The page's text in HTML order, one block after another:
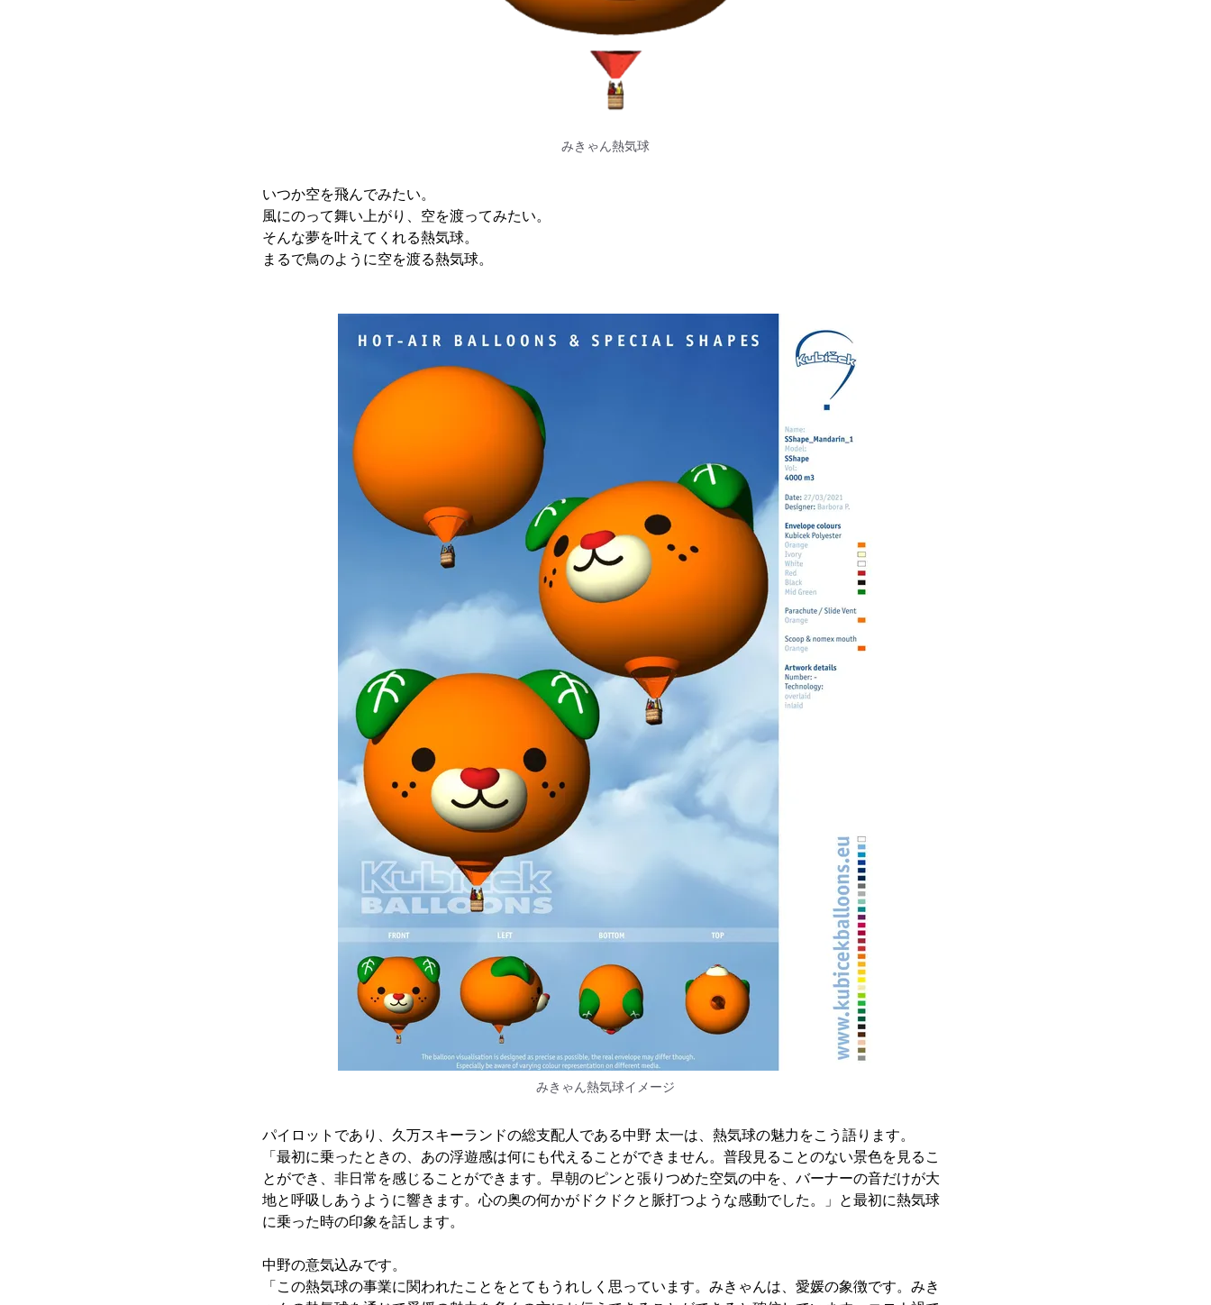
みきゃん熱気球
いつか空を飛んでみたい。
風にのって舞い上がり、空を渡ってみたい。
そんな夢を叶えてくれる熱気球。
まるで鳥のように空を渡る熱気球。
みきゃん熱気球イメージ
パイロットであり、久万スキーランドの総支配人である中野 太一は、熱気球の魅力をこう語ります。
「最初に乗ったときの、あの浮遊感は何にも代えることができません。普段見ることのない景色を見るこ
とができ、非日常を感じることができます。早朝のピンと張りつめた空気の中を、バーナーの音だけが大
地と呼吸しあうように響きます。心の奥の何かがドクドクと脈打つような感動でした。」と最初に熱気球
に乗った時の印象を話します。
中野の意気込みです。
「この熱気球の事業に関われたことをとてもうれしく思っています。みきゃんは、愛媛の象徴です。みき